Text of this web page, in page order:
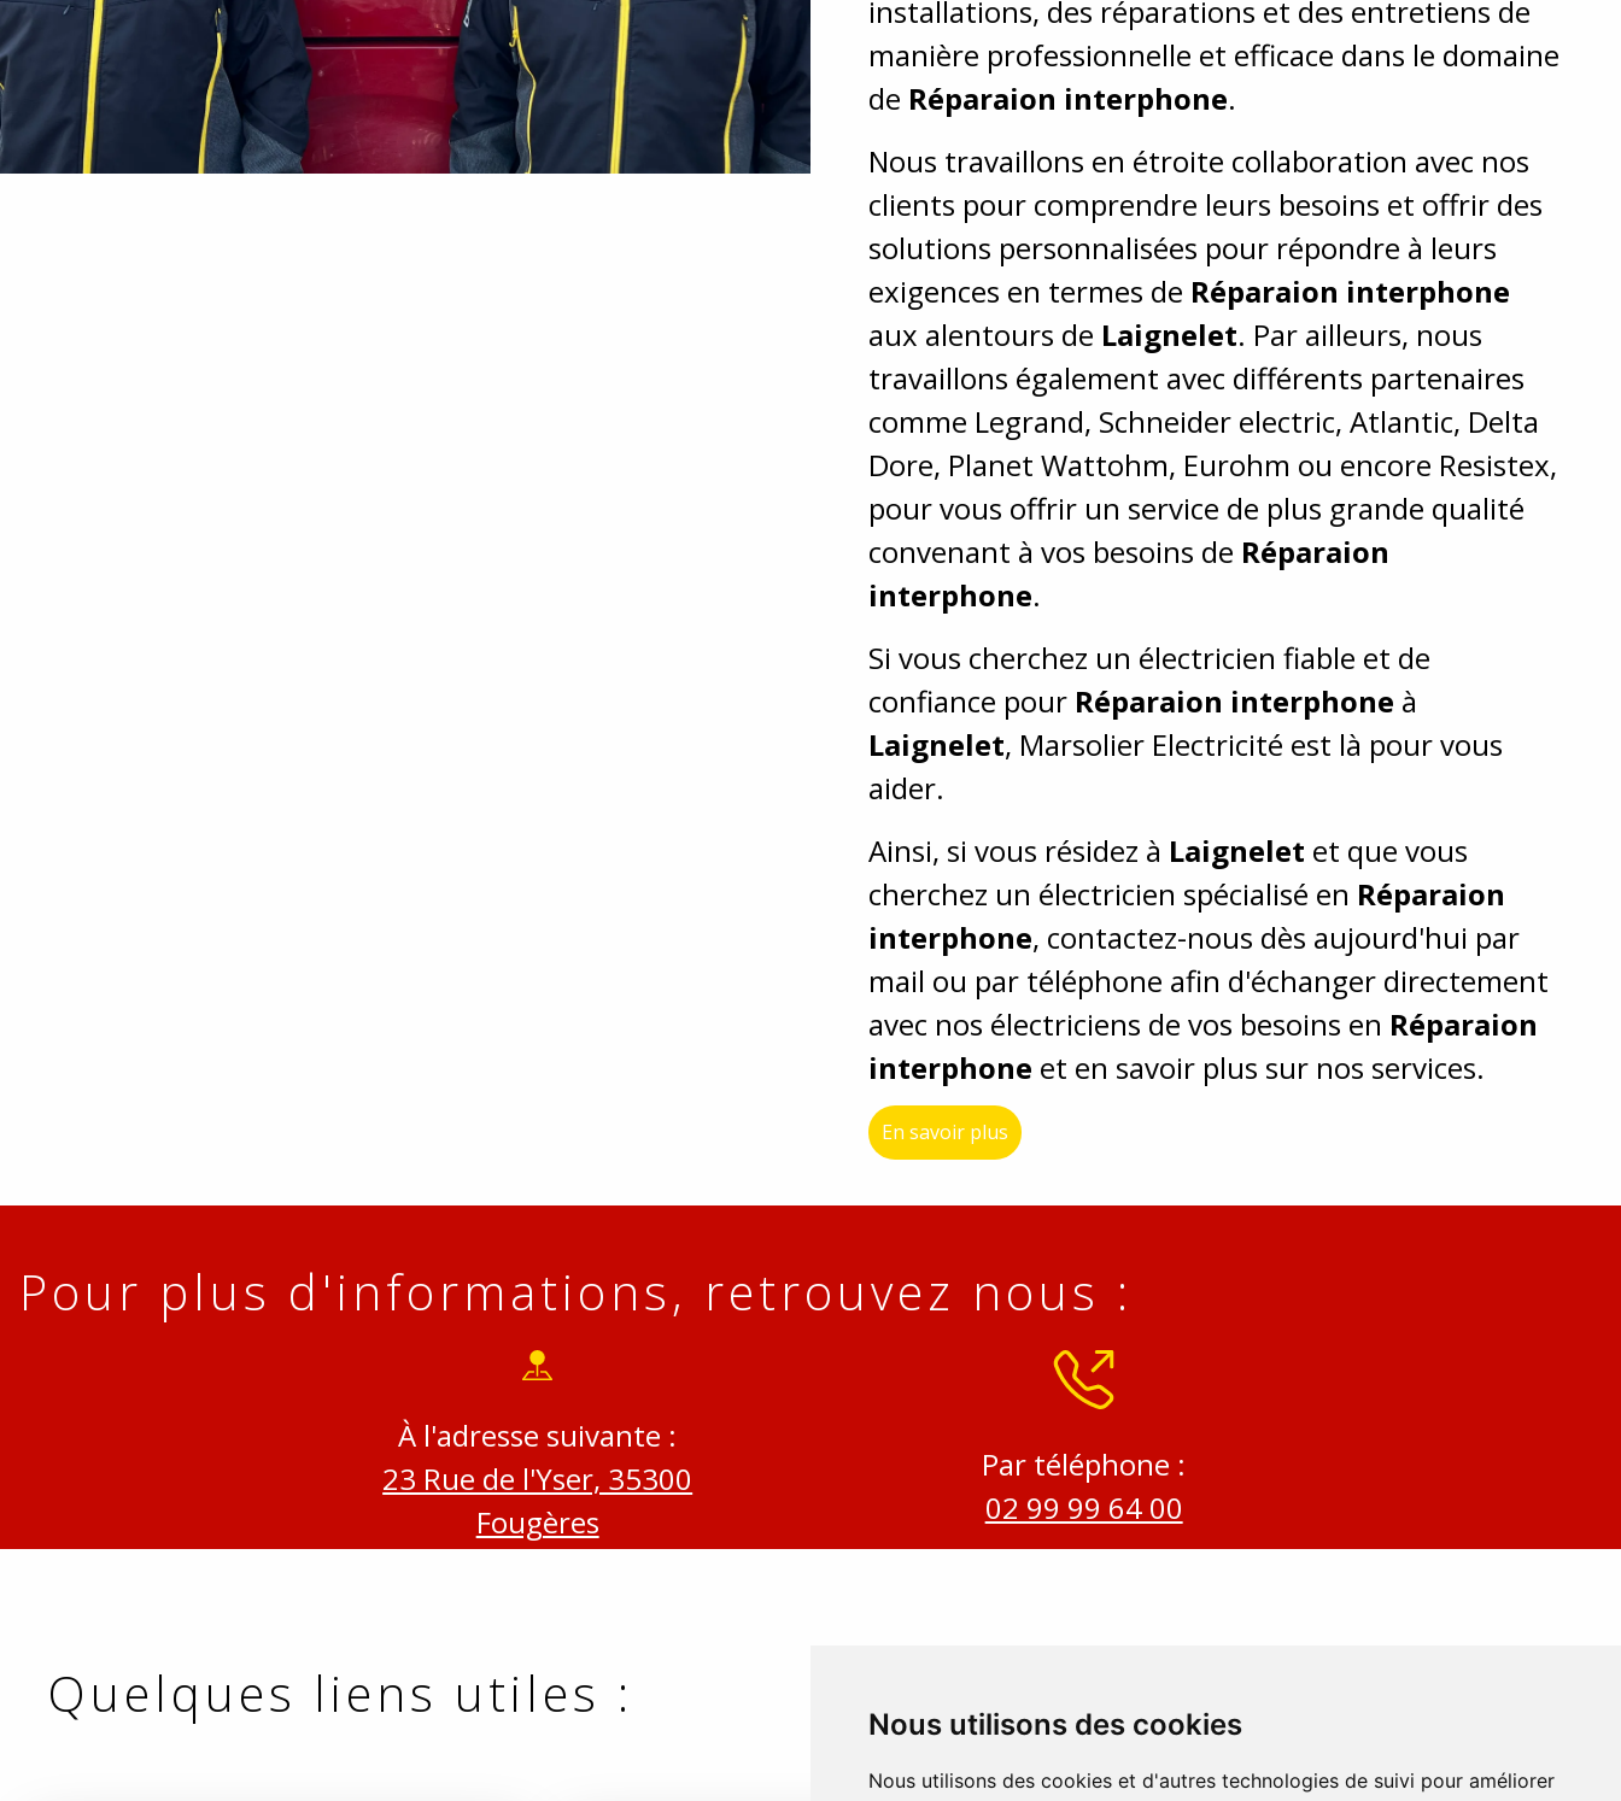
Nous utilisons des cookies
Nous utilisons des cookies et d'autres technologies de suivi pour améliorer
installations, des réparations et des entretiens de
manière professionnelle et efficace dans le domaine
de Réparaion interphone.
Nous travaillons en étroite collaboration avec nos
clients pour comprendre leurs besoins et offrir des
solutions personnalisées pour répondre à leurs
exigences en termes de Réparaion interphone
aux alentours de Laignelet. Par ailleurs, nous
travaillons également avec différents partenaires
comme Legrand, Schneider electric, Atlantic, Delta
Dore, Planet Wattohm, Eurohm ou encore Resistex,
pour vous offrir un service de plus grande qualité
convenant à vos besoins de Réparaion
interphone.
Si vous cherchez un électricien fiable et de
confiance pour Réparaion interphone à
Laignelet, Marsolier Electricité est là pour vous
aider.
Ainsi, si vous résidez à Laignelet et que vous
cherchez un électricien spécialisé en Réparaion
interphone, contactez-nous dès aujourd'hui par
mail ou par téléphone afin d'échanger directement
avec nos électriciens de vos besoins en Réparaion
interphone et en savoir plus sur nos services.
En savoir plus
Pour plus d'informations, retrouvez nous :
À l'adresse suivante :
23 Rue de l'Yser, 35300
Fougères
Par téléphone :
02 99 99 64 00
Quelques liens utiles :